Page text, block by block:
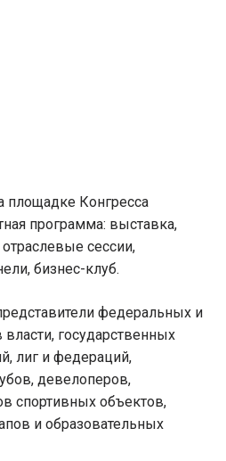
площадке Конгресса
программа: выставка,
сессии,
бизнес-клуб.
федеральных и
государственных
лиг и федераций,
девелоперов,
спортивных объектов,
и образовательных